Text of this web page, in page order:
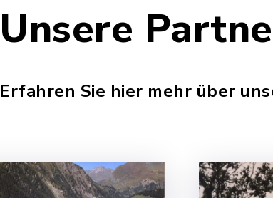
Unsere
Erfahren Sie hier mehr über